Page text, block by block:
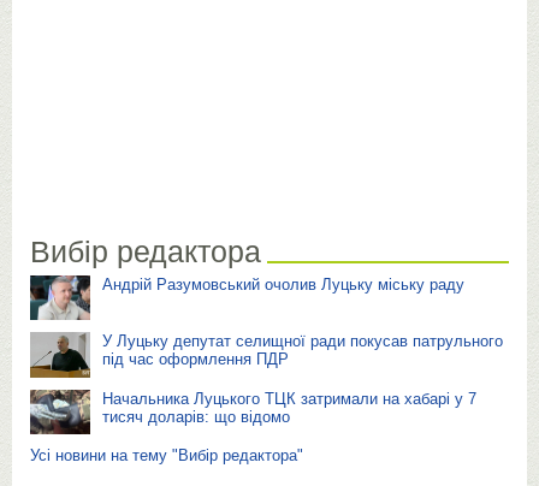
Вибір редактора
Андрій Разумовський очолив Луцьку міську раду
У Луцьку депутат селищної ради покусав патрульного
під час оформлення ПДР
Начальника Луцького ТЦК затримали на хабарі у 7
тисяч доларів: що відомо
Усі новини на тему "Вибір редактора"